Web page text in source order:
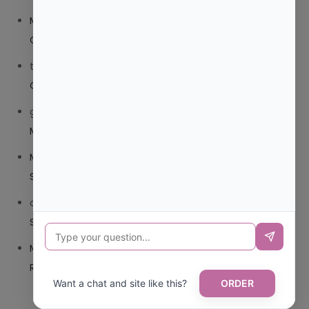
Mariana Pozo
COMPUESTO O TRIBEDOCE DX?
trolls_pipis
O TRIBEDOCE DX?
giovannaservin220
MUNICIPIO?
Mariana Pozo
SANITARIA CANARIA?
carmenharacil
SANITARIA CANARIA?
Mariana Pozoen¿CUAL ES CODIGO POSTAL DE
REPUBLICA DOMINICANA?
Want a chat and site like this? ORDER